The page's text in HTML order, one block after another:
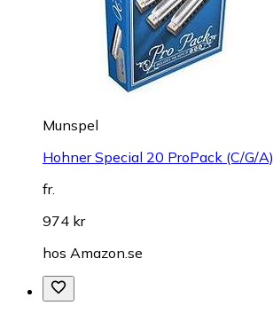
Munspel
Hohner Special 20 ProPack (C/G/A)
fr.
974 kr
hos Amazon.se